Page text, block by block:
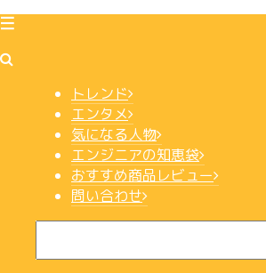
トレンド
エンタメ
気になる人物
エンジニアの知恵袋
おすすめ商品レビュー
問い合わせ